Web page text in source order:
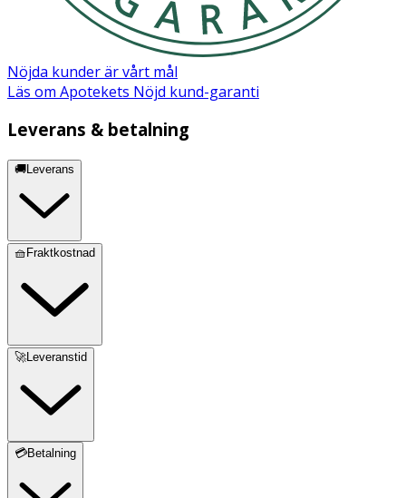
Nöjda kunder är vårt mål
Läs om Apotekets Nöjd kund-garanti
Leverans & betalning
🚚Leverans
🧺Fraktkostnad
🚀Leveranstid
💳Betalning